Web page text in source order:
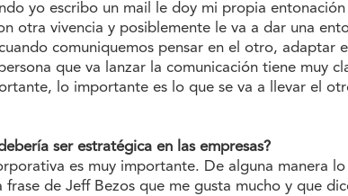
yo escribo un mail le doy mi propia
otra vivencia y posiblemente le va a dar una
comuniquemos pensar en el otro, adaptar
que va lanzar la comunicación tiene muy
lo importante es lo que se va a llevar el
ser estratégica en las empresas?
es muy importante. De alguna manera
frase de Jeff Bezos que me gusta mucho y que